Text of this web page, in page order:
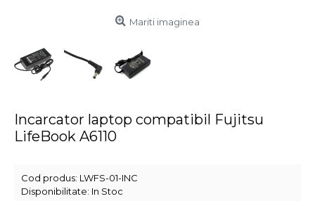
Mariti imaginea
Incarcator laptop compatibil Fujitsu
LifeBook A6110
Cod produs: LWFS-01-INC
Disponibilitate: In Stoc